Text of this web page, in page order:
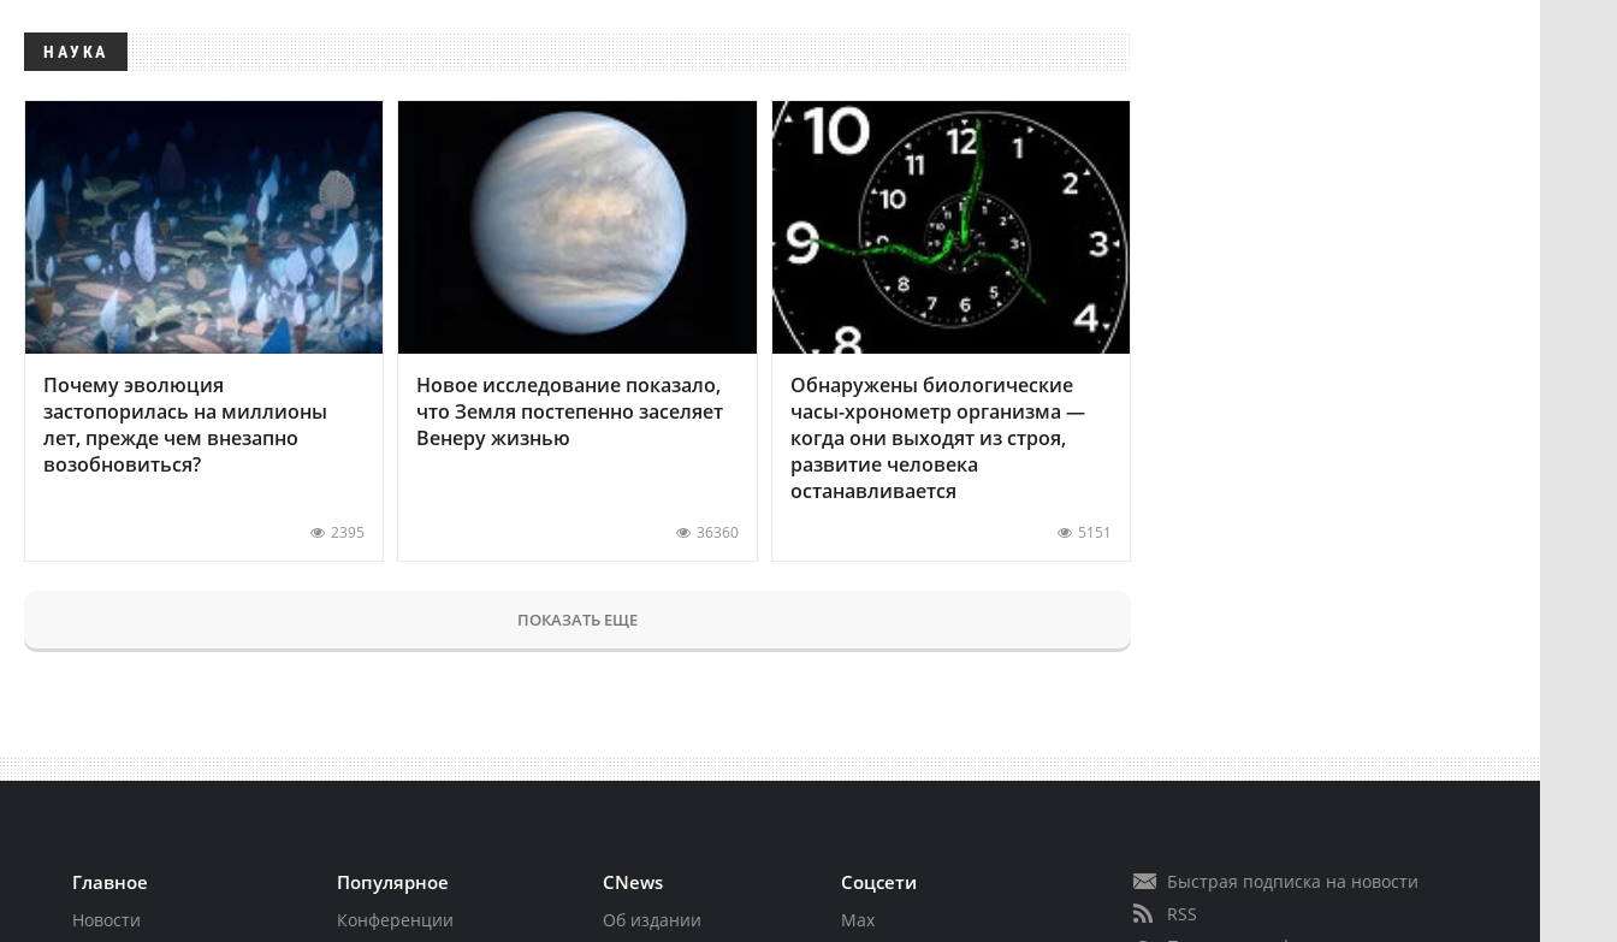
НАУКА
Почему эволюция
застопорилась на миллионы
лет, прежде чем внезапно
возобновиться?
2395
Новое исследование показало,
что Земля постепенно заселяет
Венеру жизнью
36360
Обнаружены биологические
часы-хронометр организма —
когда они выходят из строя,
развитие человека
останавливается
5151
ПОКАЗАТЬ ЕЩЕ
Главное
Новости
Популярное
Конференции
CNews
Об издании
Соцсети
Max
Быстрая подписка на новости
RSS